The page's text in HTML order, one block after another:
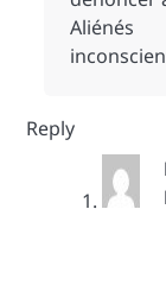
Aliénés
Reply